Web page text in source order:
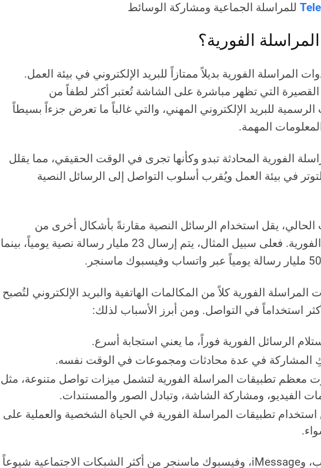
للمراسلة الجماعية ومشاركة الوسائط
الفورية؟
المراسلة الفورية بديلاً ممتازاً للبريد الإلكتروني في بيئة العمل.
التي تظهر مباشرة على الشاشة تُعتبر أكثر لطفاً من
الرسمية للبريد الإلكتروني المهني، والتي غالباً ما تعرض جزءاً بسيطاً
المهمة.
الفورية المحادثة تبدو وكأنها تجرى في الوقت الحقيقي، مما يقلل
في بيئة العمل ويُقرب أسلوب التواصل إلى الرسائل النصية
يقل استخدام الرسائل النصية مقارنةً بأشكال أخرى من
المراسلة الفورية. فعلى سبيل المثال، يتم إرسال 23 مليار رسالة نصية يومياً، بينما
المراسلة الفورية كلاً من المكالمات الهاتفية والبريد الإلكتروني لتُصبح
استخداماً في التواصل. ومن أبرز الأسباب لذلك:
الرسائل الفورية فوراً، ما يعني استجابة أسرع.
المشاركة في عدة محادثات ومجموعات في الوقت نفسه.
معظم تطبيقات المراسلة الفورية لتشمل ميزات تواصل متنوعة، مثل
الفيديو، ومشاركة الشاشة، وتبادل الصور والمستندات.
تطبيقات المراسلة الفورية في الحياة الشخصية والعملية على
تُعد واتساب، وiMessage، وفيسبوك ماسنجر من أكثر الشبكات الاجتماعية شيوعاً